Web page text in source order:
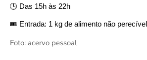
🕒 Das 15h às 22h
🎟️ Entrada: 1 kg de alimento não perecível
Foto: acervo pessoal